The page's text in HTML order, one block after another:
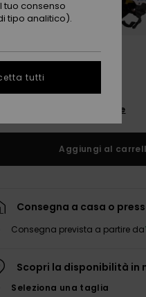
M
la guida alle taglie
Aggiungi al
Consegna a casa o
Consegna prevista a partire da
Scopri la disponibilità in
Seleziona una taglia
tuo consenso
tipo analitico).
tutti